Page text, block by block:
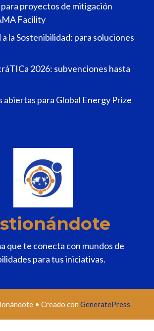
proyectos de mitigación
Facility
la Sostenibilidad: para soluciones
2026: subvenciones hasta
abiertas para Global Energy Prize
que te conecta con mundos de
para tus iniciativas.
• Creado con GeneratePress